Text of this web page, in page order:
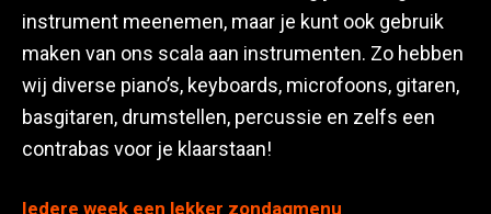
instrument meenemen, maar je kunt ook gebruik
maken van ons scala aan instrumenten. Zo hebben
wij diverse piano’s, keyboards, microfoons, gitaren,
basgitaren, drumstellen, percussie en zelfs een
contrabas voor je klaarstaan!
Iedere week een lekker zondagmenu